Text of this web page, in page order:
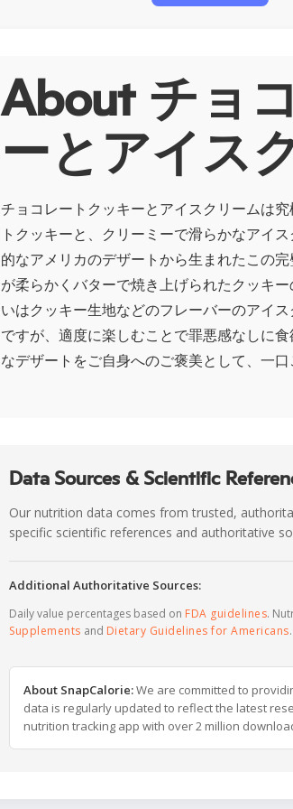
About チョ
ーとアイス
チョコレートクッキーとアイスクリームは
トクッキーと、クリーミーで滑らかなアイ
的なアメリカのデザートから生まれたこの
が柔らかくバターで焼き上げられたクッキ
いはクッキー生地などのフレーバーのアイ
ですが、適度に楽しむことで罪悪感なしに
なデザートをご自身へのご褒美として、一
Data Sources & Scientific
Our nutrition data comes from trusted,
specific scientific references and authoritative
Additional Authoritative Sources:
Daily value percentages based on FDA guidelines.
Supplements and Dietary Guidelines for Americans.
About SnapCalorie:We are committed to
data is regularly updated to reflect the latest
nutrition tracking app with over 2 million